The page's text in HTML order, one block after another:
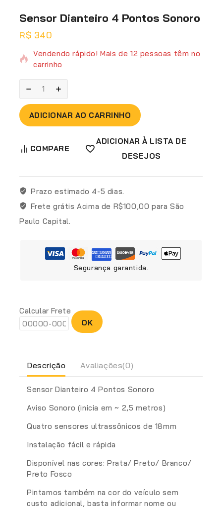
Sensor Dianteiro 4 Pontos Sonoro
R$ 340
20 produtos vendidos nas últimas 7 horas
Vendendo rápido! Mais de 12 pessoas têm no
carrinho
ADICIONAR AO CARRINHO
COMPARE
ADICIONAR À LISTA DE
DESEJOS
Prazo estimado 4-5 dias.
Frete grátis Acima de R$100,00 para São
Paulo Capital.
Segurança garantida.
Calcular Frete
OK
Descrição Avaliações(0)
Sensor Dianteiro 4 Pontos Sonoro
Aviso Sonoro (inicia em ~ 2,5 metros)
Quatro sensores ultrassônicos de 18mm
Instalação fácil e rápida
Disponível nas cores: Prata/ Preto/ Branco/
Preto Fosco
Pintamos também na cor do veículo sem
custo adicional, basta informar nome ou